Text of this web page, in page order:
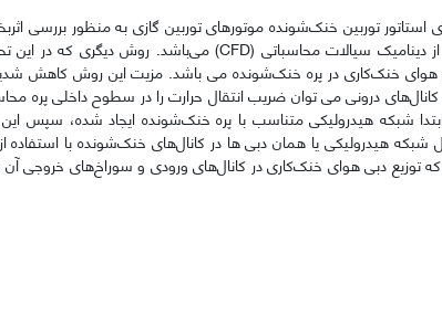
توربین خنک‌شونده موتورهای توربین گازی به منظور بررسی
دینامیک سیالات محاسباتی (CFD) می‌باشد. روش دیگری که در این
هوای خنک‌کاری در پره خنک‌شونده می باشد. مزیت این روش کاهش
درونی می توان ضریب انتقال حرارت را در سطوح داخلی پره
شبکه هیدرولیکی متناسب با پره خنک‌شونده ایجاد شده، سپس
هیدرولیکی یا همان دبی ها در کانال‌های خنک‌شونده با استفاده
دبی هوای خنک‌کاری در کانال‌های ورودی و سوراخ‌های خروجی آن